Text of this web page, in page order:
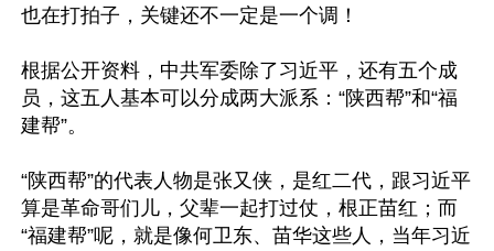
也在打拍子，关键还不一定是一个调！
根据公开资料，中共军委除了习近平，还有五个成
员，这五人基本可以分成两大派系：“陕西帮”和“福
建帮”。
“陕西帮”的代表人物是张又侠，是红二代，跟习近平
算是革命哥们儿，父辈一起打过仗，根正苗红；而
“福建帮”呢，就是像何卫东、苗华这些人，当年习近